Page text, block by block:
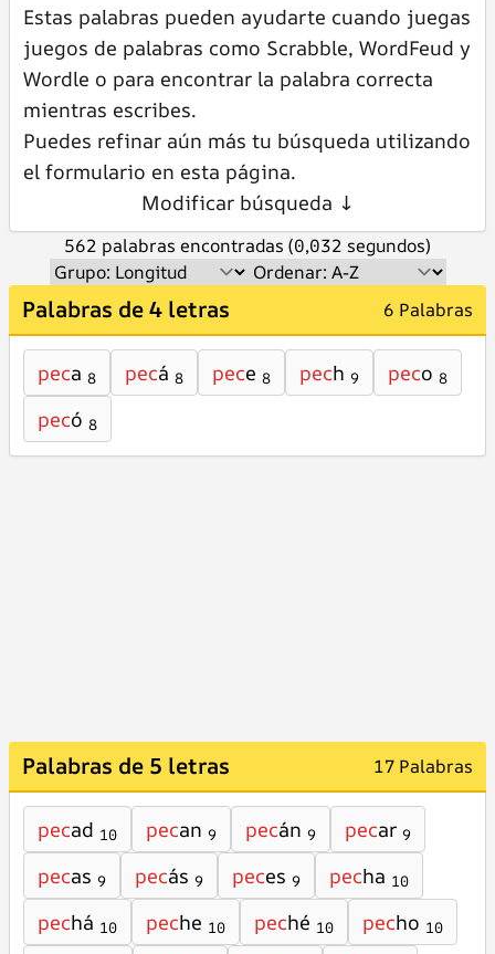
Estas palabras pueden ayudarte cuando juegas
juegos de palabras como Scrabble, WordFeud y
Wordle o para encontrar la palabra correcta
mientras escribes.
Puedes refinar aún más tu búsqueda utilizando
el formulario en esta página.
Modificar búsqueda ↓
562 palabras encontradas (0,032 segundos)
Palabras de 4 letras 6 Palabras
peca 8 pecá 8 pece 8 pech 9 peco 8
pecó 8
Palabras de 5 letras 17 Palabras
pecad 10 pecan 9 pecán 9 pecar 9
pecas 9 pecás 9 peces 9 pecha 10
pechá 10 peche 10 peché 10 pecho 10